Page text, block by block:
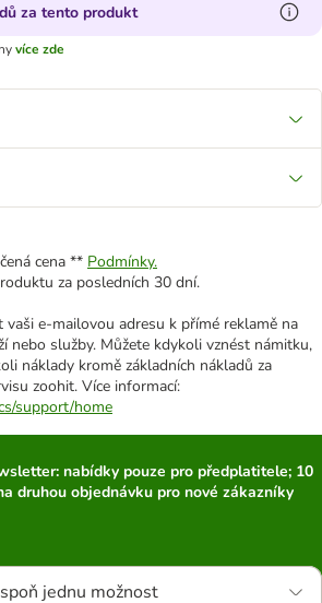
za tento produkt
více zde
cena ** Podmínky.
za posledních 30 dní.
e-mailovou adresu k přímé reklamě na
nebo služby. Můžete kdykoli vznést námitku,
náklady kromě základních nákladů za
zoohit. Více informací:
support/home
nabídky pouze pro předplatitele; 10
druhou objednávku pro nové zákazníky
jednu možnost